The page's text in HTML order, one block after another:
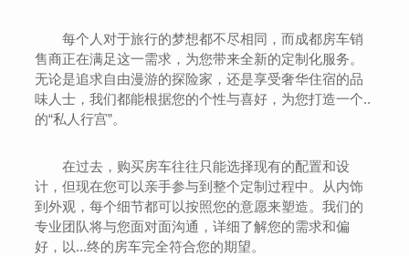
每个人对于旅行的梦想都不尽相同，而成都房车销
售商正在满足这一需求，为您带来全新的定制化服务。
无论是追求自由漫游的探险家，还是享受奢华住宿的品
味人士，我们都能根据您的个性与喜好，为您打造一个..
的“私人行宫”。
在过去，购买房车往往只能选择现有的配置和设
计，但现在您可以亲手参与到整个定制过程中。从内饰
到外观，每个细节都可以按照您的意愿来塑造。我们的
专业团队将与您面对面沟通，详细了解您的需求和偏
好，以...终的房车完全符合您的期望。